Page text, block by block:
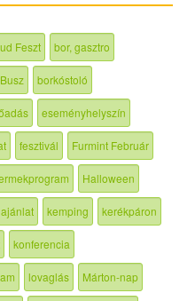
Feszt bor, gasztro
borkóstoló
eseményhelyszín
fesztivál Furmint Február
Halloween
kemping kerékpáron
konferencia
lovaglás Márton-nap